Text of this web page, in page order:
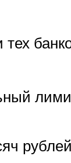
рублей